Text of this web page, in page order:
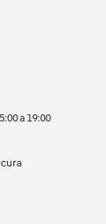
a 19:00